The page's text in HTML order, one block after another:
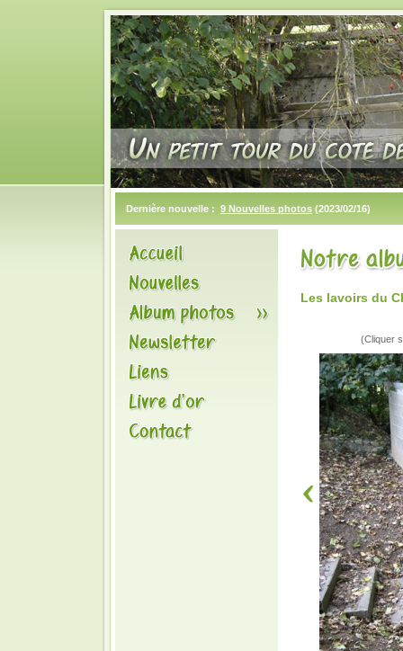
Dernière nouvelle : 9 Nouvelles photos (2023/02/16)
Les lavoirs du
(Cliquer